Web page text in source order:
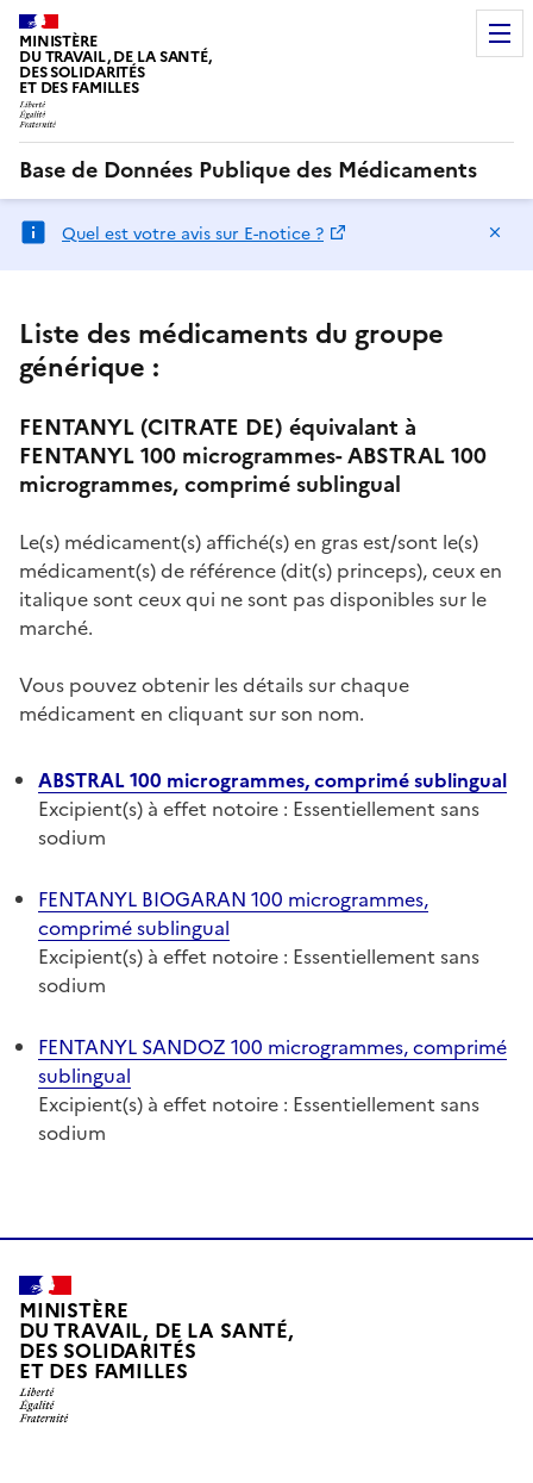
MINISTÈRE
DU TRAVAIL, DE LA SANTÉ,
DES SOLIDARITÉS
ET DES FAMILLES
Base de Données Publique des Médicaments
Quel est votre avis sur E-notice ?
Liste des médicaments du groupe
générique :
FENTANYL (CITRATE DE) équivalant à
FENTANYL 100 microgrammes- ABSTRAL 100
microgrammes, comprimé sublingual
Le(s) médicament(s) affiché(s) en gras est/sont le(s)
médicament(s) de référence (dit(s) princeps), ceux en
italique sont ceux qui ne sont pas disponibles sur le
marché.
Vous pouvez obtenir les détails sur chaque
médicament en cliquant sur son nom.
ABSTRAL 100 microgrammes, comprimé sublingual
Excipient(s) à effet notoire : Essentiellement sans
sodium
FENTANYL BIOGARAN 100 microgrammes,
comprimé sublingual
Excipient(s) à effet notoire : Essentiellement sans
sodium
FENTANYL SANDOZ 100 microgrammes, comprimé
sublingual
Excipient(s) à effet notoire : Essentiellement sans
sodium
MINISTÈRE
DU TRAVAIL, DE LA SANTÉ,
DES SOLIDARITÉS
ET DES FAMILLES